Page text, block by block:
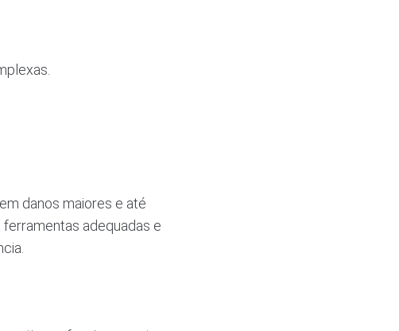
danos maiores e até
adequadas e